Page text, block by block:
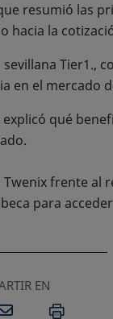
resumió las
hacia la
Tier1.,
en el mercado
qué
frente
para
EN
EN UNA
ABRE EN
EMAIL